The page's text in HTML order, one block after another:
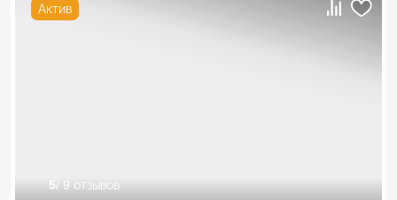
Актив
5/ 9 отзывов